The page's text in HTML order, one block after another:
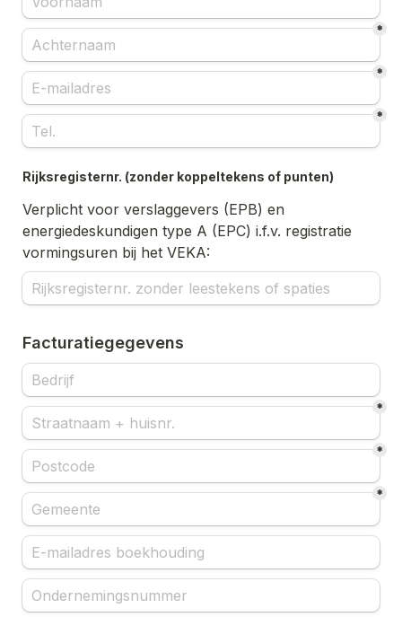
*
*
*
Rijksregisternr. (zonder koppeltekens of punten)
Verplicht voor verslaggevers (EPB) en
energiedeskundigen type A (EPC) i.f.v. registratie
vormingsuren bij het VEKA:
Facturatiegegevens
*
*
*